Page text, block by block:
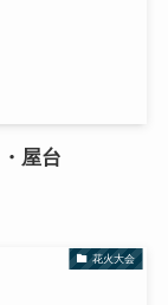
屋台
花火大会